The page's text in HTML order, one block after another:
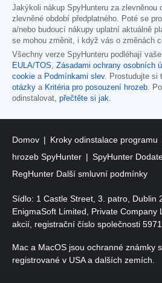
Jakýkoli nákup SpyHunteru za zlevněnou
zlevněné období předplatného. Poté se
a/nebo budoucí nákupy uplatní aktuálně
se mohou změnit, i když vás o změnách
Všechny verze SpyHunteru podléhají
EULA/TOS, Zásadami ochrany osobních
cookie a Podmínkami slev. Prostudujte si
otázky a Kritéria pro posouzení hrozeb.
odinstalovat, přečtěte si jak.
Domov Kroky odinstalace programu
hrozeb SpyHunter
SpyHunter
RegHunter Další smluvní podmínky
Sídlo: 1 Castle Street, 3. patro, Dublin
EnigmaSoft Limited, Private Company
akcií, registrační číslo společnosti
Mac a MacOS jsou ochranné známky
registrované v USA a dalších zemích.